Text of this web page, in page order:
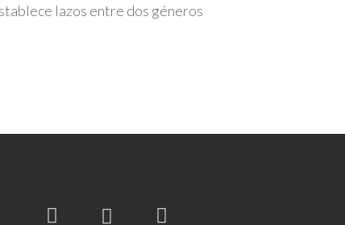
lazos entre dos géneros